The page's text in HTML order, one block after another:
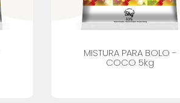
MISTURA PARA BOLO -
COCO 5kg